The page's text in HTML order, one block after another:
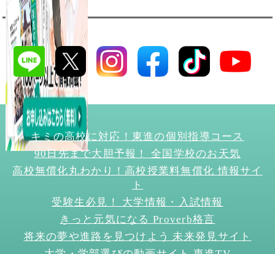
キミの高校に対応！東進の個別指導コース
90日先まで大胆予報！ 全国学校のお天気
高校無償化丸わかり！高校授業料無償化 情報サイ
ト
受験生必見！ 大学情報・入試情報
きっと元気になる Proverb格言
将来の夢や進路を見つけよう 未来発見サイト